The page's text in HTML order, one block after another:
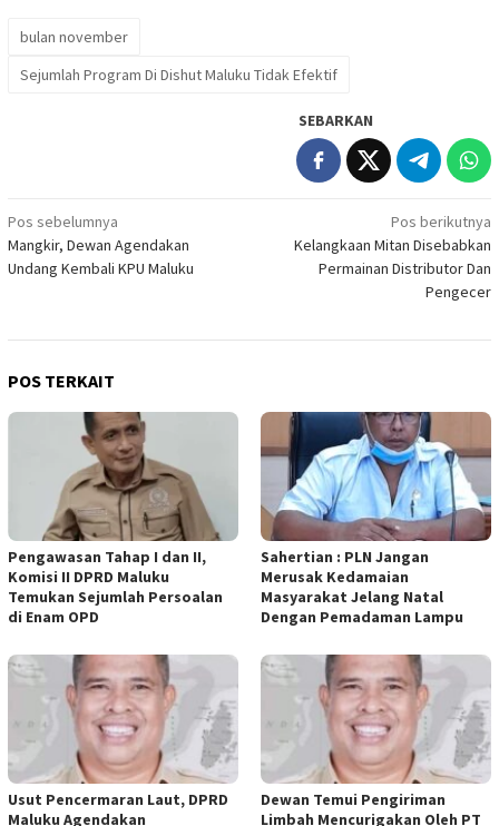
bulan november
Sejumlah Program Di Dishut Maluku Tidak Efektif
SEBARKAN
Navigasi
pos
Pos sebelumnya
Mangkir, Dewan Agendakan
Undang Kembali KPU Maluku
Pos berikutnya
Kelangkaan Mitan Disebabkan
Permainan Distributor Dan
Pengecer
POS TERKAIT
Pengawasan Tahap I dan II,
Komisi II DPRD Maluku
Temukan Sejumlah Persoalan
di Enam OPD
Sahertian : PLN Jangan
Merusak Kedamaian
Masyarakat Jelang Natal
Dengan Pemadaman Lampu
Usut Pencermaran Laut, DPRD
Maluku Agendakan
Dewan Temui Pengiriman
Limbah Mencurigakan Oleh PT